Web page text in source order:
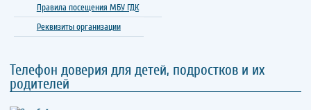
Правила посещения МБУ ГДК
Реквизиты организации
Телефон доверия для детей, подростков и их
родителей